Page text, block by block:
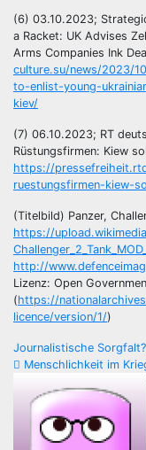
(6) 03.10.2023;
a Racket: UK Advises
Arms Companies Ink
culture.su/news/2023/
to-enlist-young-
kiev/
(7) 06.10.2023; RT
Rüstungsfirmen: Kiew
https://
ruestungsfirmen-kiew-
(Titelbild) Panzer,
https://
http://
Lizenz: Open
(https://
licence/version/1/)
Journalistische Sorgfalt?
Menschlichkeit im